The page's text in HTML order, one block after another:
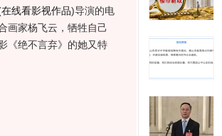
在线看影视作品)导演的电
画家杨飞云，牺牲自己
《绝不言弃》的她又特